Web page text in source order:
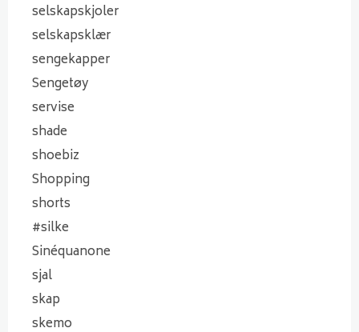
selskapskjoler
selskapsklær
sengekapper
Sengetøy
servise
shade
shoebiz
Shopping
shorts
#silke
Sinéquanone
sjal
skap
skemo